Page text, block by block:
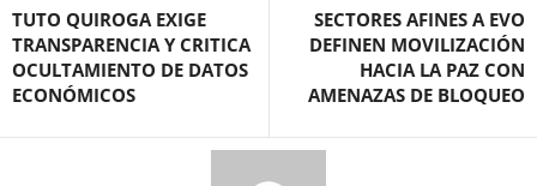
TUTO QUIROGA EXIGE
TRANSPARENCIA Y CRITICA
OCULTAMIENTO DE DATOS
ECONÓMICOS
SECTORES AFINES A EVO
DEFINEN MOVILIZACIÓN
HACIA LA PAZ CON
AMENAZAS DE BLOQUEO